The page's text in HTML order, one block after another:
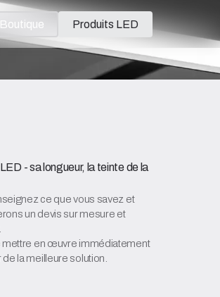
- sa longueur, la teinte de la
ce que vous savez et
un devis sur mesure et
mettre en œuvre immédiatement
la meilleure solution.
Produits LED